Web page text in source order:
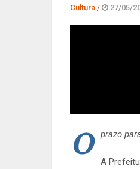
Cultura / 27/05/
O prazo
A